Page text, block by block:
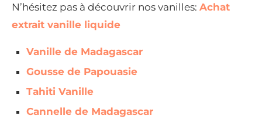
N’hésitez pas à découvrir nos vanilles: Achat
extrait vanille liquide
Vanille de Madagascar
Gousse de Papouasie
Tahiti Vanille
Cannelle de Madagascar